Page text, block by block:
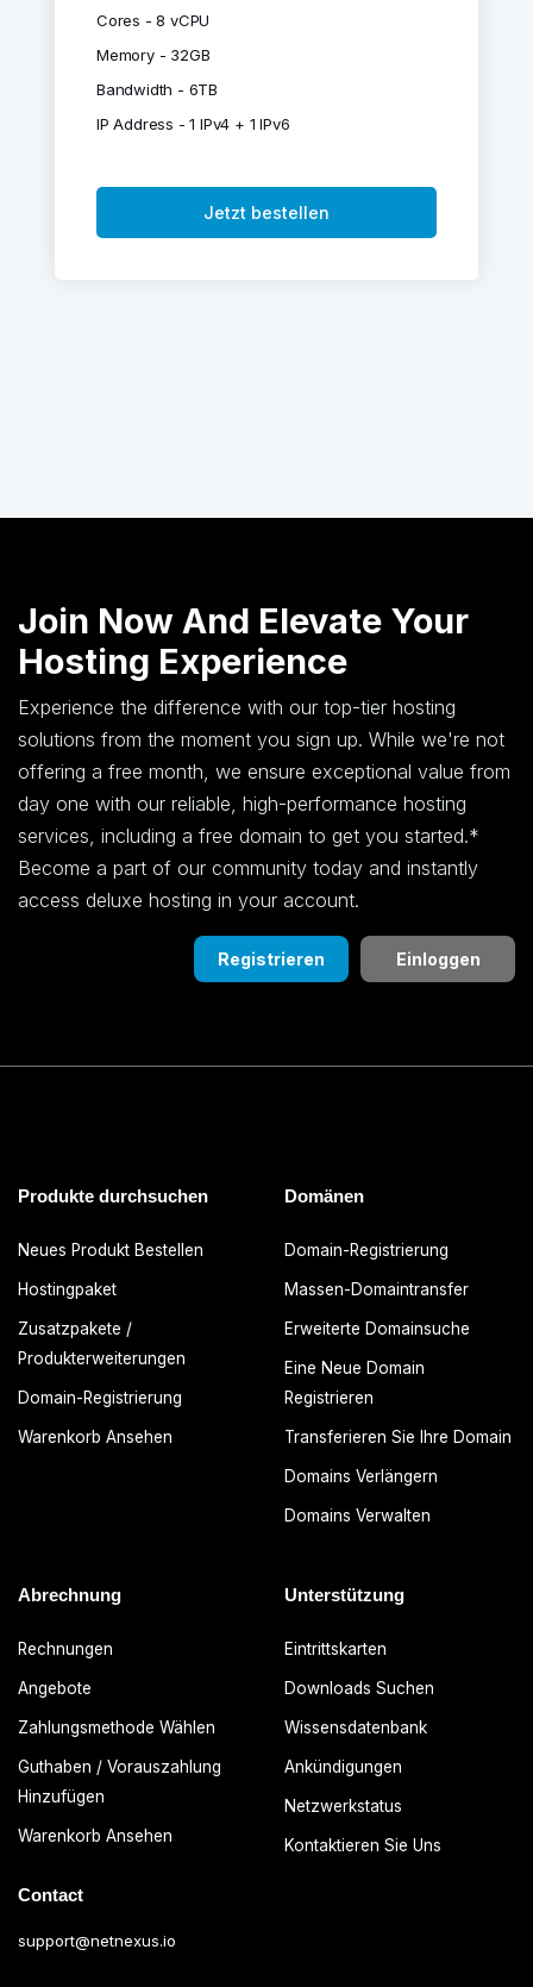
Cores - 8 vCPU
Memory - 32GB
Bandwidth - 6TB
IP Address - 1 IPv4 + 1 IPv6
Jetzt bestellen
Join Now And Elevate Your
Hosting Experience
Experience the difference with our top-tier hosting
solutions from the moment you sign up. While we're not
offering a free month, we ensure exceptional value from
day one with our reliable, high-performance hosting
services, including a free domain to get you started.*
Become a part of our community today and instantly
access deluxe hosting in your account.
Registrieren Einloggen
Produkte durchsuchen
Neues Produkt Bestellen
Hostingpaket
Zusatzpakete /
Produkterweiterungen
Domain-Registrierung
Warenkorb Ansehen
Domänen
Domain-Registrierung
Massen-Domaintransfer
Erweiterte Domainsuche
Eine Neue Domain
Registrieren
Transferieren Sie Ihre Domain
Domains Verlängern
Domains Verwalten
Abrechnung
Rechnungen
Angebote
Zahlungsmethode Wählen
Guthaben / Vorauszahlung
Hinzufügen
Warenkorb Ansehen
Unterstützung
Eintrittskarten
Downloads Suchen
Wissensdatenbank
Ankündigungen
Netzwerkstatus
Kontaktieren Sie Uns
Contact
support@netnexus.io